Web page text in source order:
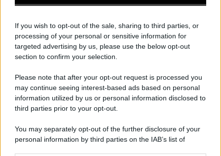
If you wish to opt-out of the sale, sharing to third parties, or
processing of your personal or sensitive information for
targeted advertising by us, please use the below opt-out
section to confirm your selection.
Please note that after your opt-out request is processed you
may continue seeing interest-based ads based on personal
information utilized by us or personal information disclosed to
third parties prior to your opt-out.
You may separately opt-out of the further disclosure of your
personal information by third parties on the IAB’s list of
Oroscopo di Branko, martedì 11 agosto